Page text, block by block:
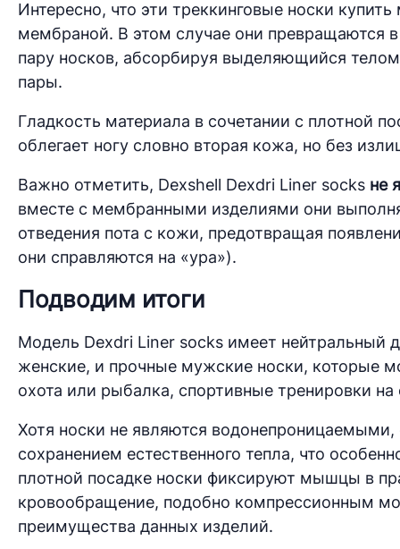
Интересно, что эти треккинговые носки
мембраной. В этом случае они превращаются
пару носков, абсорбируя выделяющийся
пары.
Гладкость материала в сочетании с плотной
облегает ногу словно вторая кожа, но без
Важно отметить, Dexshell Dexdri Liner socks не
вместе с мембранными изделиями они
отведения пота с кожи, предотвращая
они справляются на «ура»).
Подводим итоги
Модель Dexdri Liner socks имеет нейтральный
женские, и прочные мужские носки, которые
охота или рыбалка, спортивные тренировки
Хотя носки не являются
сохранением естественного тепла, что
плотной посадке носки фиксируют мышцы в
кровообращение, подобно компрессионным
преимущества данных изделий.